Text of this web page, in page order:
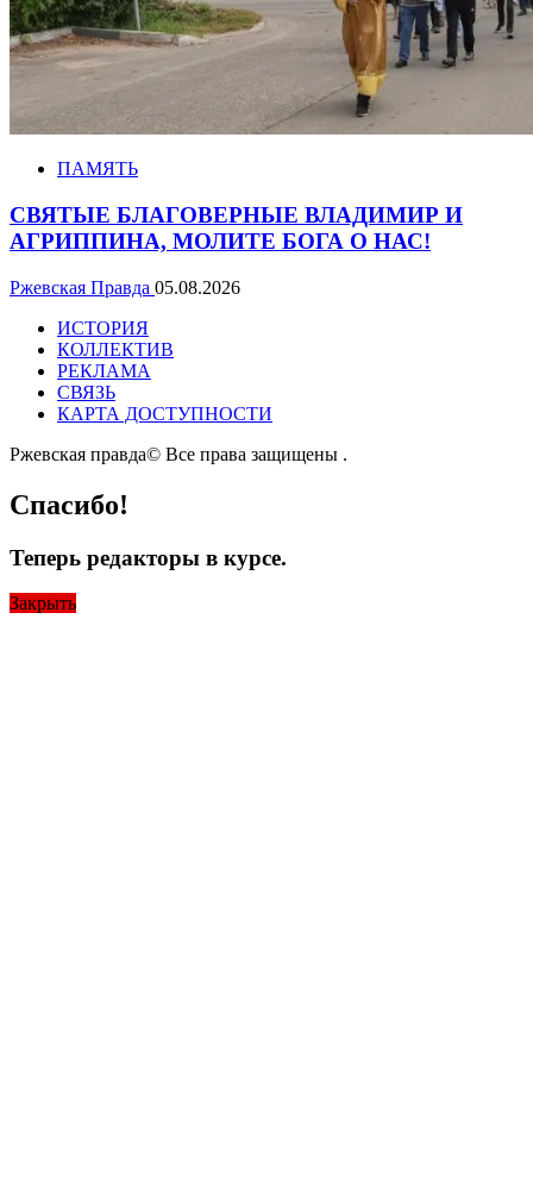
ПАМЯТЬ
СВЯТЫЕ БЛАГОВЕРНЫЕ ВЛАДИМИР И
АГРИППИНА, МОЛИТЕ БОГА О НАС!
Ржевская Правда 05.08.2026
ИСТОРИЯ
КОЛЛЕКТИВ
РЕКЛАМА
СВЯЗЬ
КАРТА ДОСТУПНОСТИ
Ржевская правда© Все права защищены .
Спасибо!
Теперь редакторы в курсе.
Закрыть